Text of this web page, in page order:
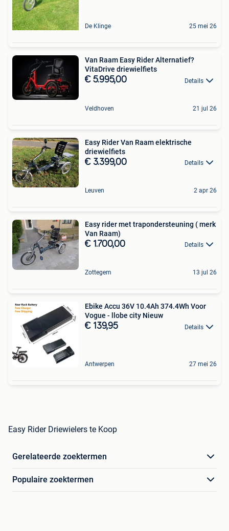
De Klinge 25 mei 26
Van Raam Easy Rider Alternatief?
VitaDrive driewielfiets
€ 5.995,00 Details
Veldhoven 21 jul 26
Easy Rider Van Raam elektrische
driewielfiets
€ 3.399,00 Details
Leuven 2 apr 26
Easy rider met trapondersteuning ( merk
Van Raam)
€ 1.700,00 Details
Zottegem 13 jul 26
Ebike Accu 36V 10.4Ah 374.4Wh Voor
Vogue - llobe city Nieuw
€ 139,95 Details
Antwerpen 27 mei 26
Easy Rider Driewielers te Koop
Gerelateerde zoektermen
Populaire zoektermen